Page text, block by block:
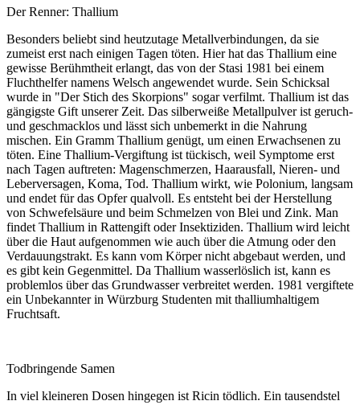
Der Renner: Thallium
Besonders beliebt sind heutzutage Metallverbindungen, da sie
zumeist erst nach einigen Tagen töten. Hier hat das Thallium eine
gewisse Berühmtheit erlangt, das von der Stasi 1981 bei einem
Fluchthelfer namens Welsch angewendet wurde. Sein Schicksal
wurde in "Der Stich des Skorpions" sogar verfilmt. Thallium ist das
gängigste Gift unserer Zeit. Das silberweiße Metallpulver ist geruch-
und geschmacklos und lässt sich unbemerkt in die Nahrung
mischen. Ein Gramm Thallium genügt, um einen Erwachsenen zu
töten. Eine Thallium-Vergiftung ist tückisch, weil Symptome erst
nach Tagen auftreten: Magenschmerzen, Haarausfall, Nieren- und
Leberversagen, Koma, Tod. Thallium wirkt, wie Polonium, langsam
und endet für das Opfer qualvoll. Es entsteht bei der Herstellung
von Schwefelsäure und beim Schmelzen von Blei und Zink. Man
findet Thallium in Rattengift oder Insektiziden. Thallium wird leicht
über die Haut aufgenommen wie auch über die Atmung oder den
Verdauungstrakt. Es kann vom Körper nicht abgebaut werden, und
es gibt kein Gegenmittel. Da Thallium wasserlöslich ist, kann es
problemlos über das Grundwasser verbreitet werden. 1981 vergiftete
ein Unbekannter in Würzburg Studenten mit thalliumhaltigem
Fruchtsaft.
Todbringende Samen
In viel kleineren Dosen hingegen ist Ricin tödlich. Ein tausendstel